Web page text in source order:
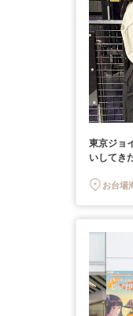
東京ジョ
いしてき
お台場